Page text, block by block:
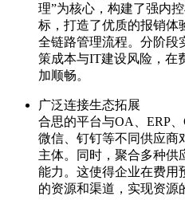
理”为核心，构建了强内
标，打造了优质的报销体
全链路管理流程。分阶段
策成本与IT建设风险，在
加顺畅。
广泛连接生态拓展
合思的平台与OA、ERP
微信、钉钉等不同供应商
主体。同时，聚合多种供
能力。这使得企业在费用
的资源和渠道，实现资源